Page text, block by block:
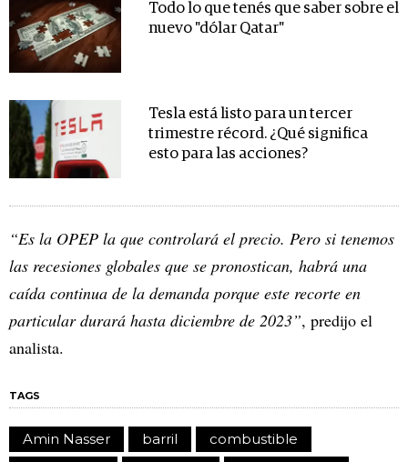
Todo lo que tenés que saber sobre el
nuevo "dólar Qatar"
Tesla está listo para un tercer
trimestre récord. ¿Qué significa
esto para las acciones?
“Es la OPEP la que controlará el precio. Pero si tenemos
las recesiones globales que se pronostican, habrá una
caída continua de la demanda porque este recorte en
particular durará hasta diciembre de 2023”, predijo el
analista.
TAGS
Amin Nasser barril
combustible